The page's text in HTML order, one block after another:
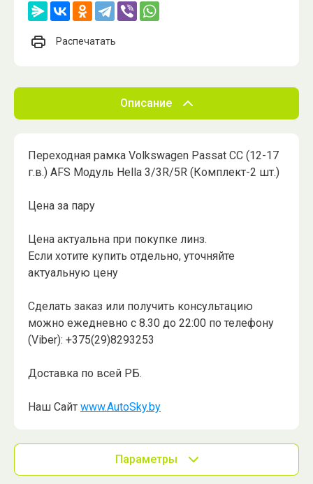
Распечатать
Описание
Переходная рамка Volkswagen Passat CC (12-17
г.в.) AFS Модуль Hella 3/3R/5R (Комплект-2 шт.)
Цена за пару
Цена актуальна при покупке линз.
Если хотите купить отдельно, уточняйте
актуальную цену
Сделать заказ или получить консультацию
можно ежедневно с 8.30 до 22:00 по телефону
(Viber): +375(29)8293253
Доставка по всей РБ.
Наш Сайт www.AutoSky.by
Параметры